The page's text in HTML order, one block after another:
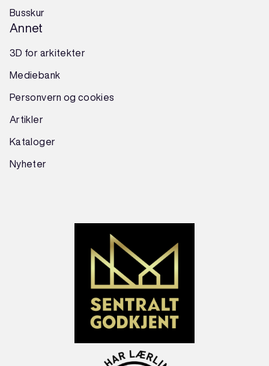
Busskur
Annet
3D for arkitekter
Mediebank
Personvern og cookies
Artikler
Kataloger
Nyheter